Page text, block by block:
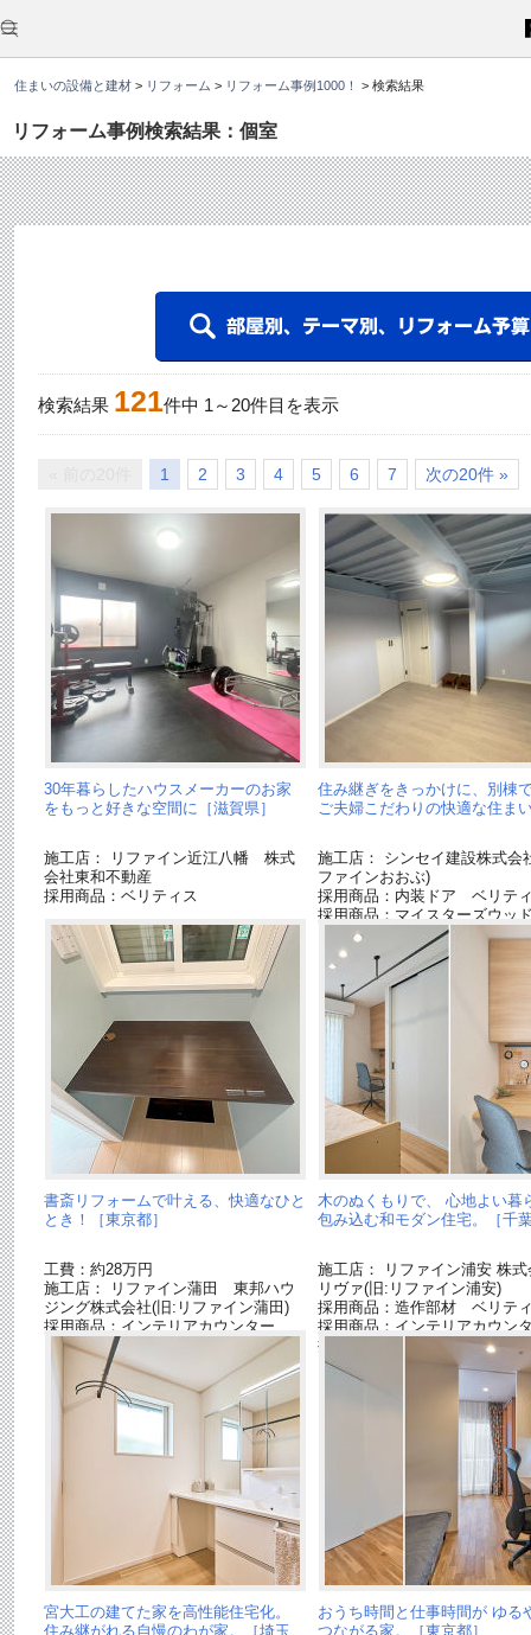
住まいの設備と建材 > リフォーム > リフォーム事例1000！ > 検索結果
リフォーム事例検索結果：個室
こ
か
ら
文
す
検索結果 121件中 1 ～ 20件目を表示
1 2 3 4 5 6 7 次の20件 »
30年暮らしたハウスメーカーのお家
をもっと好きな空間に［滋賀県］
施工店： リファイン近江八幡 株式
会社東和不動産
採用商品：ベリティス
住み継ぎをきっかけに、別棟
ご夫婦こだわりの快適な住ま
施工店： シンセイ建設株式会
ファインおおぶ)
採用商品：内装ドア ベリテ
採用商品：マイスターズウッ
ダブルコート３P
書斎リフォームで叶える、快適なひと
とき！［東京都］
工費：約28万円
施工店： リファイン蒲田 東邦ハウ
ジング株式会社(旧:リファイン蒲田)
採用商品：インテリアカウンター
木のぬくもりで、 心地よい暮
包み込む和モダン住宅。［千
施工店： リファイン浦安 株式
リヴァ(旧:リファイン浦安)
採用商品：造作部材 ベリテ
採用商品：インテリアカウン
採用商品：収納用建具 ベリ
宮大工の建てた家を高性能住宅化。
住み継がれる自慢のわが家。［埼玉
おうち時間と仕事時間が ゆる
つながる家。［東京都］